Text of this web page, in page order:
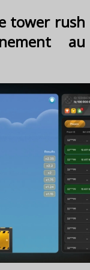
tower rush
au